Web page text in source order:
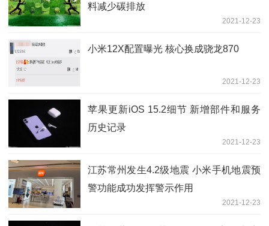
料减少碳排放
2021-12-23
小米12X配置曝光 核心换成骁龙870
2021-12-23
苹果更新iOS 15.2细节 新增部件和服务
历史记录
2021-12-23
江苏常州发生4.2级地震 小米手机地震预
警功能成功发挥警示作用
2021-12-23